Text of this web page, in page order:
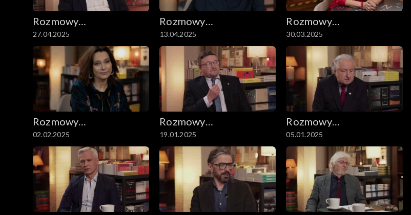
Rozmowy
niesymetryczne
27.04.2025
Rozmowy
niesymetryczne
13.04.2025
Rozmowy
niesymetryczne
30.03.2025
Rozmowy
niesymetryczne
02.02.2025
Rozmowy
niesymetryczne
19.01.2025
Rozmowy
niesymetryczne
05.01.2025